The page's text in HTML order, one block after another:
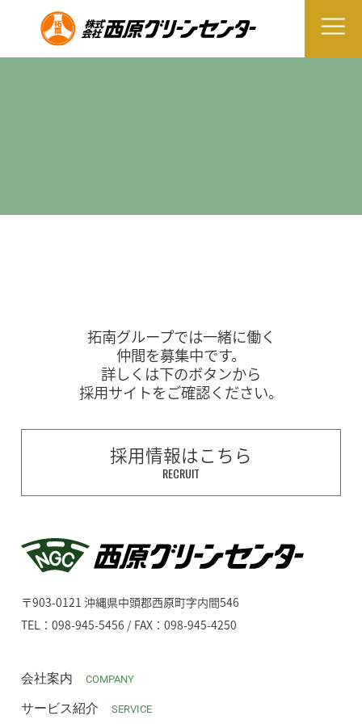
拓南グループでは一緒に働く
仲間を募集中です。
詳しくは下のボタンから
採用サイトをご確認ください。
採用情報はこちら
RECRUIT
〒903-0121 沖縄県中頭郡西原町字内間546
TEL：098-945-5456 / FAX：098-945-4250
会社案内 COMPANY
サービス紹介 SERVICE